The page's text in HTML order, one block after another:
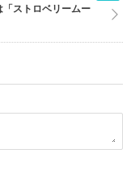
ストロベリームー